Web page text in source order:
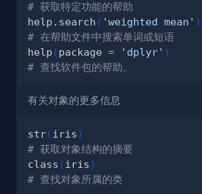
# 获取特定功能的帮助
help.search ( 'weighted mean' )
# 在帮助文件中搜索单词或短语
help (package = 'dplyr' )
# 查找软件包的帮助。
有关对象的更多信息
str( iris)
# 获取对象结构的摘要
class ( iris)
# 查找对象所属的类